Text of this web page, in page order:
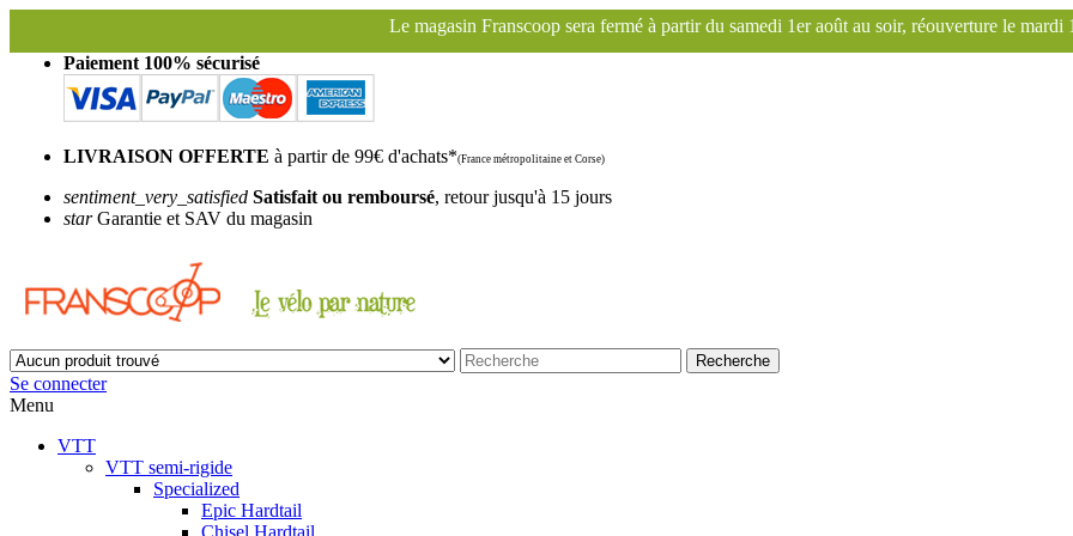
Le magasin Franscoop sera fermé à partir du samedi 1er août au soir, réouverture le mardi 1er septembre. Le site
Paiement 100% sécurisé
LIVRAISON OFFERTE à partir de 99€ d'achats*(France métropolitaine et Corse)
sentiment_very_satisfied Satisfait ou remboursé, retour jusqu'à 15 jours
starGarantie et SAV du magasin
Recherche
Se connecter
Menu
VTT
VTT semi-rigide
Specialized
Epic Hardtail
Chisel Hardtail